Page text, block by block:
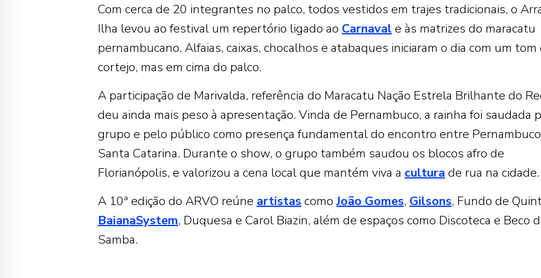
Com cerca de 20 integrantes no palco, todos vestidos em trajes tradicionais, o
Ilha levou ao festival um repertório ligado ao Carnaval e às matrizes do maracatu
pernambucano. Alfaias, caixas, chocalhos e atabaques iniciaram o dia com um tom
cortejo, mas em cima do palco.
A participação de Marivalda, referência do Maracatu Nação Estrela Brilhante do
deu ainda mais peso à apresentação. Vinda de Pernambuco, a rainha foi saudada
grupo e pelo público como presença fundamental do encontro entre
Santa Catarina. Durante o show, o grupo também saudou os blocos afro de
Florianópolis, e valorizou a cena local que mantém viva a cultura de rua na cidade.
A 10ª edição do ARVO reúne artistas comoJoão Gomes, Gilsons, Fundo de
BaianaSystem, Duquesa e Carol Biazin, além de espaços como Discoteca e Beco
Samba.